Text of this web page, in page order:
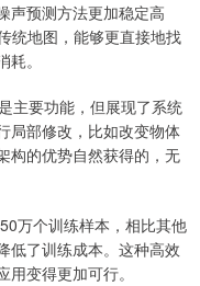
声预测方法更加稳定高
统地图，能够更直接地找
。
主要功能，但展现了系统
局部修改，比如改变物体
构的优势自然获得的，无
万个训练样本，相比其他
低了训练成本。这种高效
变得更加可行。